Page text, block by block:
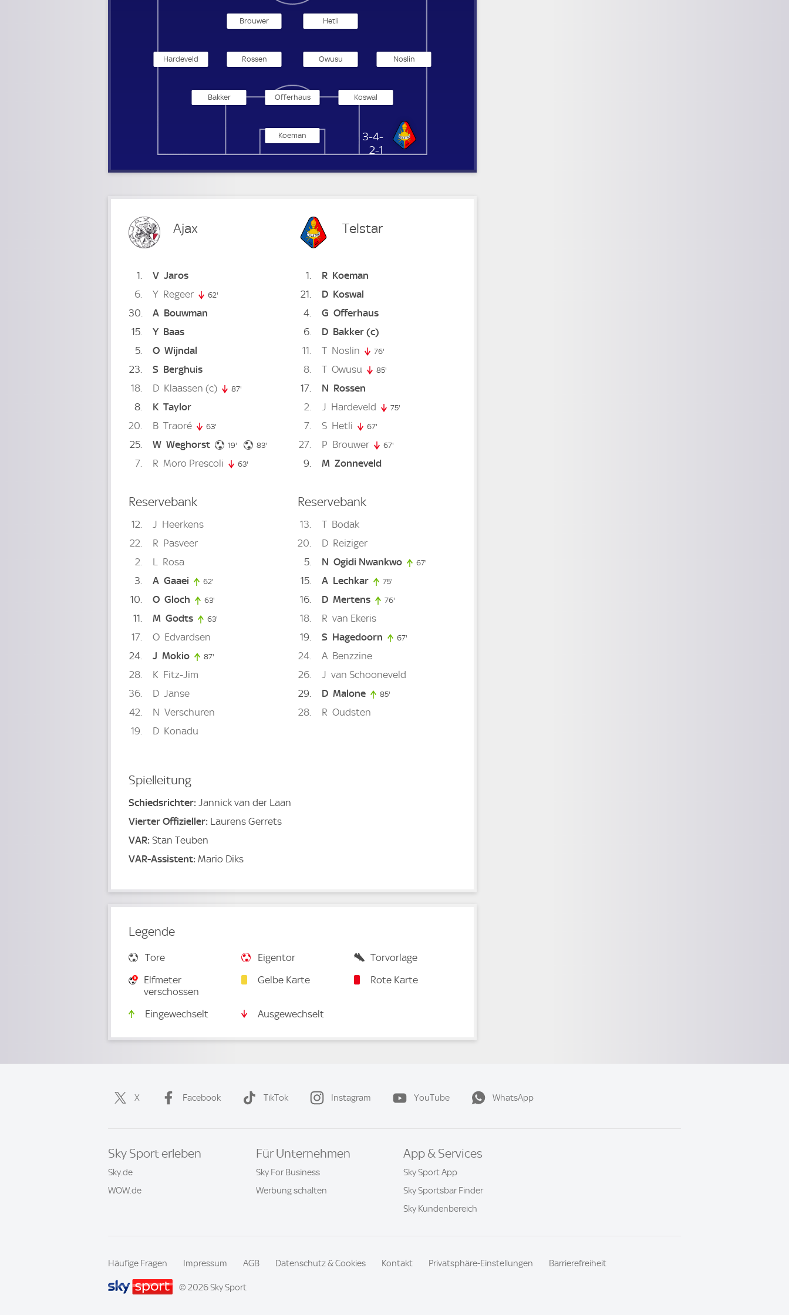
Telstar
3-4-
2-1
Koeman
Koswal
Offerhaus
Bakker
Noslin
Owusu
Rossen
Hardeveld
Hetli
Brouwer
Ajax
1 V Jaros
6
Y Regeer 62'
30 A Bouwman
15
Y Baas
5
O Wijndal
23
S Berghuis
18
D Klaassen (c) 87'
8 K Taylor
20
B Traoré 63'
25 W Weghorst 19' 19. minute
83' 83. minute
7 R Moro Prescoli 63'
Reservebank
12 J Heerkens
22
R Pasveer
2
L
Rosa
3
A Gaaei 62'
10 O Gloch 63'
11 M Godts 63'
17 O Edvardsen
24
J Mokio 87'
28 K Fitz-Jim
36
D Janse
42
N Verschuren
19
D Konadu
Telstar
1 R Koeman
21
D Koswal
4
G Offerhaus
6
D Bakker(c)
11
T Noslin 76'
8 T Owusu 85'
17 N Rossen
2
J Hardeveld 75'
7 S Hetli 67'
27 P Brouwer 67'
9 M Zonneveld
Reservebank
13 T Bodak
20
D Reiziger
5
N Ogidi Nwankwo 67'
15 A Lechkar 75'
16 D Mertens 76'
18 R van Ekeris
19
S Hagedoorn 67'
24 A Benzzine
26
J van Schooneveld
29
D Malone 85'
28 R Oudsten
Spielleitung
Schiedsrichter: Jannick van der Laan
Vierter Offizieller: Laurens Gerrets
VAR: Stan Teuben
VAR-Assistent: Mario Diks
Legende
Tore Eigentor
Torvorlage
Elfmeter
verschossen
Gelbe Karte Rote Karte
Eingewechselt Ausgewechselt
X Facebook TikTok Instagram YouTube WhatsApp
Sky Sport erleben
Sky.de
WOW.de
Für Unternehmen
Sky For Business
Werbung schalten
App & Services
Sky Sport App
Sky Sportsbar Finder
Sky Kundenbereich
Häufige Fragen Impressum AGB Datenschutz & Cookies Kontakt Privatsphäre-Einstellungen Barrierefreiheit
© 2026 Sky Sport